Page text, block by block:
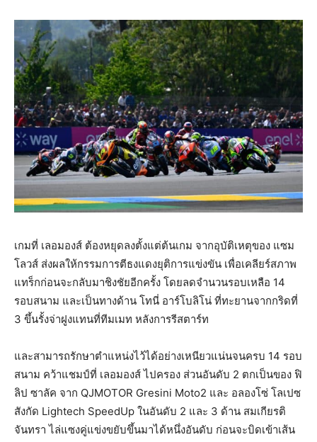
เกมที่ เลอมองส์ ต้องหยุดลงตั้งแต่ต้นเกม จากอุบัติเหตุของ แซม
โลวส์ ส่งผลให้กรรมการตีธงแดงยุติการแข่งขัน เพื่อเคลียร์สภาพ
แทร็กก่อนจะกลับมาชิงชัยอีกครั้ง โดยลดจำนวนรอบเหลือ 14
รอบสนาม และเป็นทางด้าน โทนี่ อาร์โบลิโน่ ที่ทะยานจากกริดที่
3 ขึ้นรั้งจ่าฝูงแทนที่ทีมเมท หลังการรีสตาร์ท
และสามารถรักษาตำแหน่งไว้ได้อย่างเหนียวแน่นจนครบ 14 รอบ
สนาม คว้าแชมป์ที่ เลอมองส์ ไปครอง ส่วนอันดับ 2 ตกเป็นของ ฟิ
ลิป ซาลัค จาก QJMOTOR Gresini Moto2 และ อลองโซ่ โลเปซ
สังกัด Lightech SpeedUp ในอันดับ 2 และ 3 ด้าน สมเกียรติ
จันทรา ไล่แซงคู่แข่งขยับขึ้นมาได้หนึ่งอันดับ ก่อนจะบิดเข้าเส้น